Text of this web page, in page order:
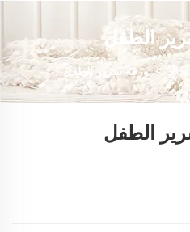
الطفل
>ورقة سرير الطفل
الطفل